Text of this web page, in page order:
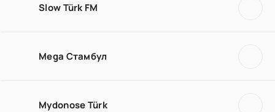
Slow Türk FM
Mega Стамбул
Mydonose Türk